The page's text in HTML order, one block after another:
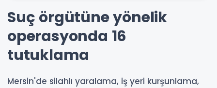
Suç örgütüne yönelik
operasyonda 16
tutuklama
Mersin'de silahlı yaralama, iş yeri kurşunlama,